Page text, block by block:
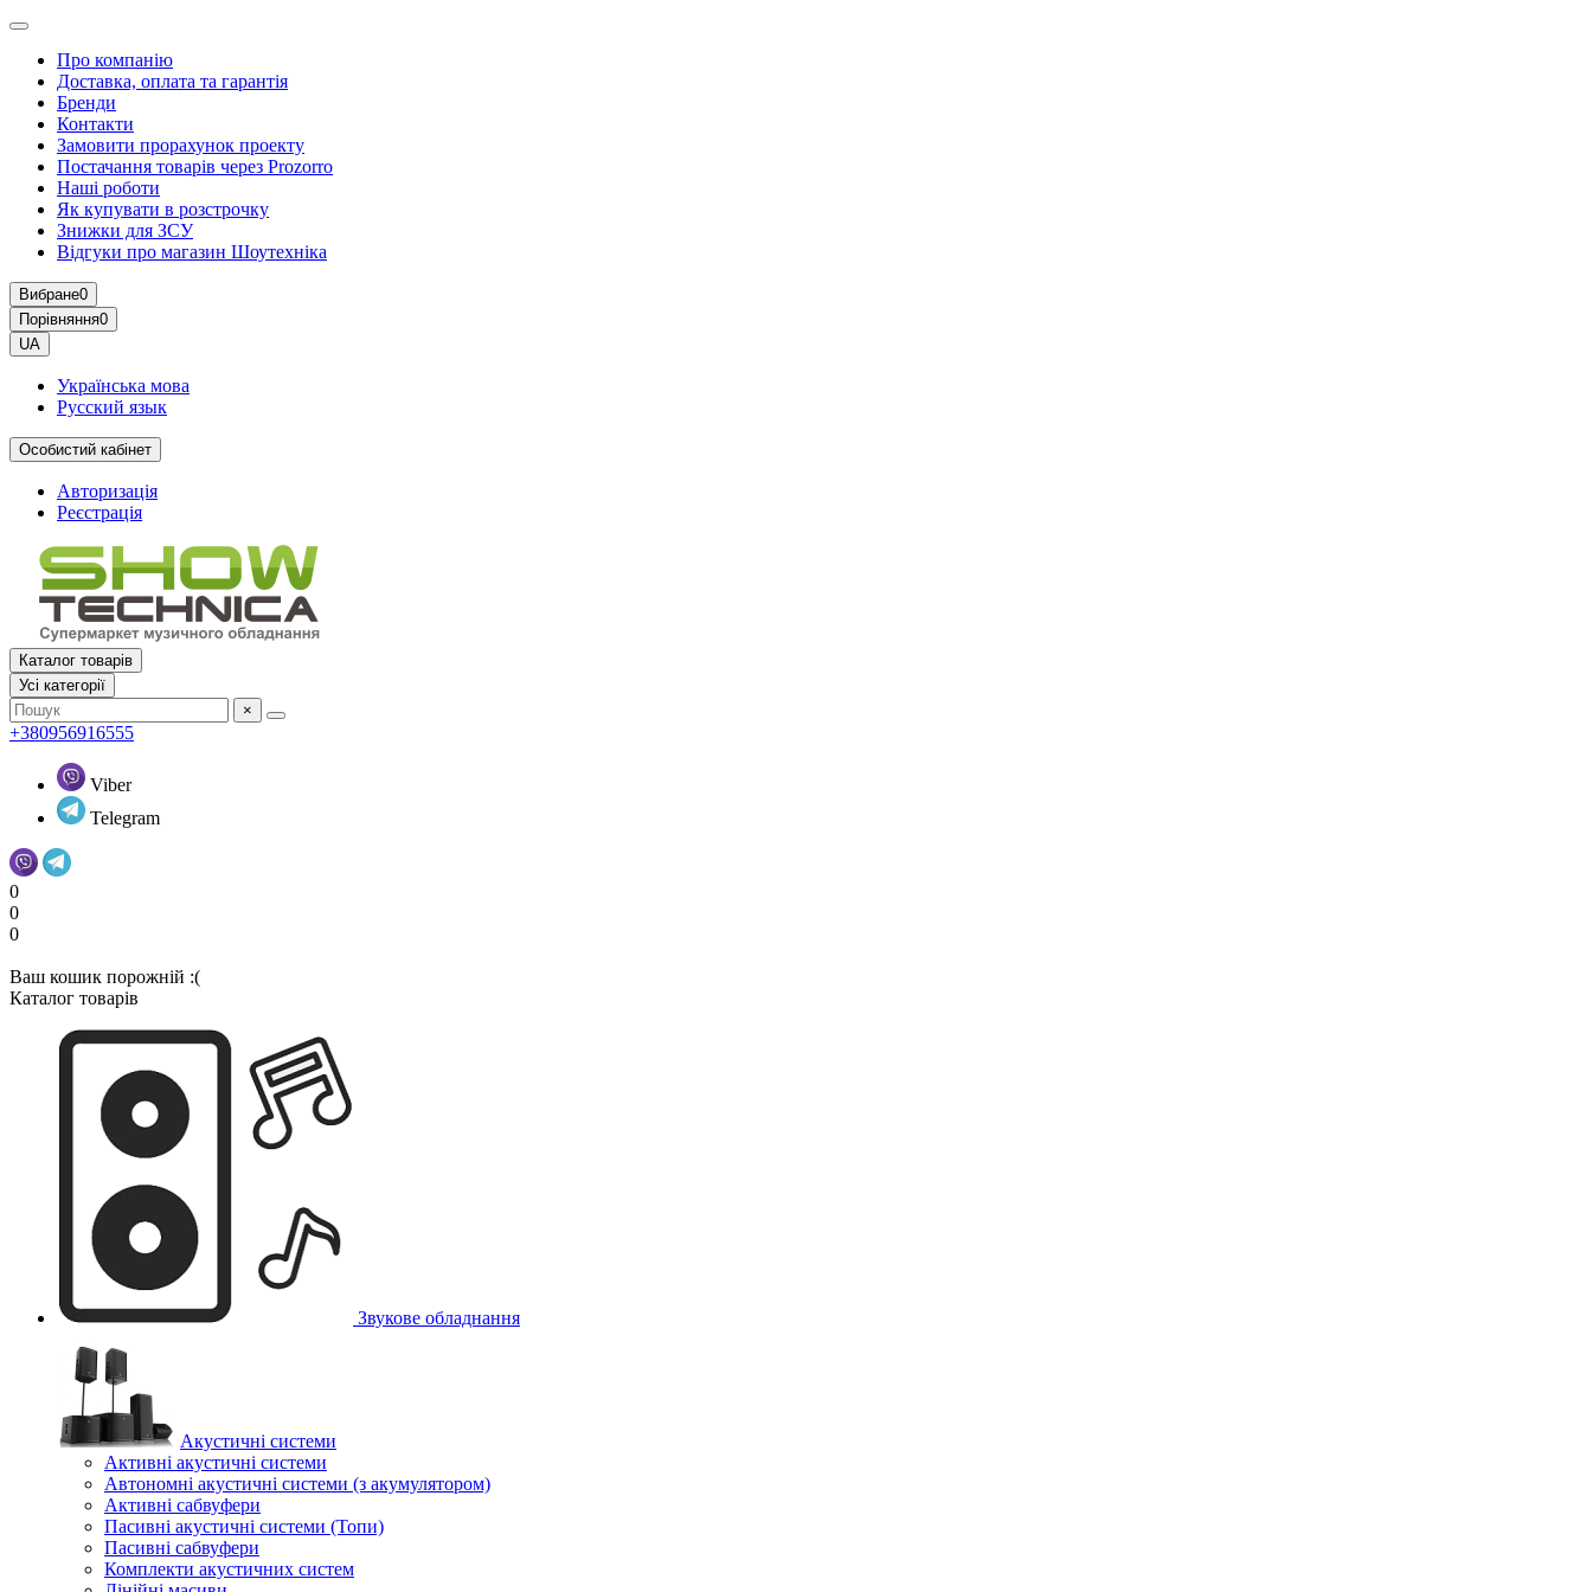
Про компанію
Доставка, оплата та гарантія
Бренди
Контакти
Замовити прорахунок проекту
Постачання товарів через Prozorro
Наші роботи
Як купувати в розстрочку
Знижки для ЗСУ
Відгуки про магазин Шоутехнiка
Вибране0
Порівняння0
UA
Українська мова
Русский язык
Особистий кабінет
Авторизація
Реєстрація
Каталог товарів
Усi категорії
×
+380956916555
Viber
Telegram
0
0
0
Ваш кошик порожній :(
Каталог товарів
Звукове обладнання
Акустичні системи
Активні акустичні системи
Автономні акустичні системи (з акумулятором)
Активні сабвуфери
Пасивні акустичні системи (Топи)
Пасивні сабвуфери
Комплекти акустичних систем